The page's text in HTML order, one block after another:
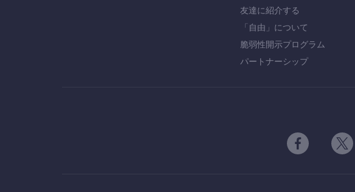
友達に紹介する
「自由」について
脆弱性開示プログラム
パートナーシップ